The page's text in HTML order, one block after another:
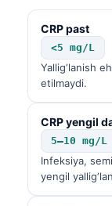
CRP past
<5 mg/L
Yallig‘lanish
etilmaydi.
CRP yengil
5–10 mg/L
Infeksiya,
yengil
Ślōnskŏ
Norsk